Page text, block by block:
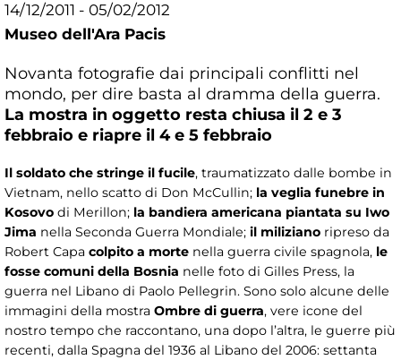
14/12/2011 - 05/02/2012
Museo dell'Ara Pacis
Novanta fotografie dai principali conflitti nel
mondo, per dire basta al dramma della guerra.
La mostra in oggetto resta chiusa il 2 e 3
febbraio e riapre il 4 e 5 febbraio
Il soldato che stringe il fucile, traumatizzato dalle bombe in
Vietnam, nello scatto di Don McCullin; la veglia funebre in
Kosovo di Merillon; la bandiera americana piantata su Iwo
Jima nella Seconda Guerra Mondiale; il miliziano ripreso da
Robert Capa colpito a morte nella guerra civile spagnola, le
fosse comuni della Bosnia nelle foto di Gilles Press, la
guerra nel Libano di Paolo Pellegrin. Sono solo alcune delle
immagini della mostra Ombre di guerra, vere icone del
nostro tempo che raccontano, una dopo l’altra, le guerre più
recenti, dalla Spagna del 1936 al Libano del 2006: settanta